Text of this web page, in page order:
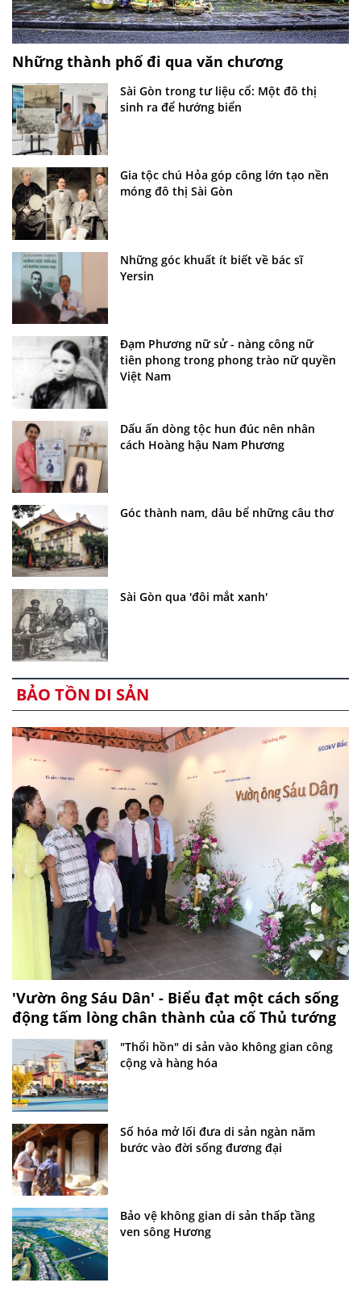
Những thành phố đi qua văn chương
Sài Gòn trong tư liệu cổ: Một đô thị
sinh ra để hướng biển
Gia tộc chú Hỏa góp công lớn tạo nền
móng đô thị Sài Gòn
Những góc khuất ít biết về bác sĩ
Yersin
Đạm Phương nữ sử - nàng công nữ
tiên phong trong phong trào nữ quyền
Việt Nam
Dấu ấn dòng tộc hun đúc nên nhân
cách Hoàng hậu Nam Phương
Góc thành nam, dâu bể những câu thơ
Sài Gòn qua 'đôi mắt xanh'
BẢO TỒN DI SẢN
'Vườn ông Sáu Dân' - Biểu đạt một cách sống
động tấm lòng chân thành của cố Thủ tướng
"Thổi hồn" di sản vào không gian công
cộng và hàng hóa
Số hóa mở lối đưa di sản ngàn năm
bước vào đời sống đương đại
Bảo vệ không gian di sản thấp tầng
ven sông Hương